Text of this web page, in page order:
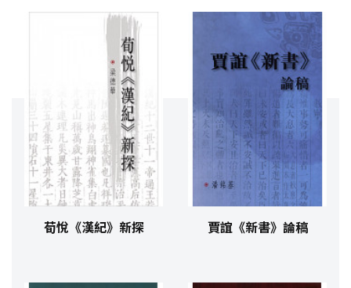
荀悅《漢紀》新探 賈誼《新書》論稿